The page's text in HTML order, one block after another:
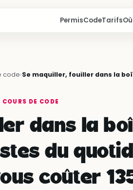
PermisCodeTarifs
code›Se maquiller, fouiller dans la
COURS DE CODE
dans la
du
coûter